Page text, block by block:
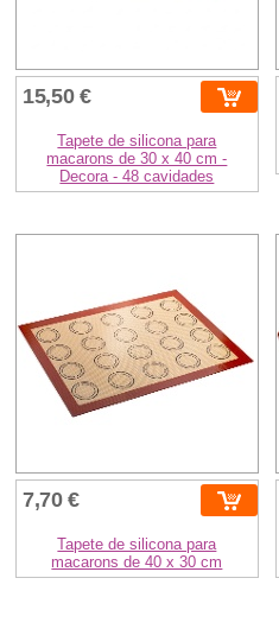
15,50 €
Tapete de silicona para
macarons de 30 x 40 cm -
Decora - 48 cavidades
7,70 €
Tapete de silicona para
macarons de 40 x 30 cm